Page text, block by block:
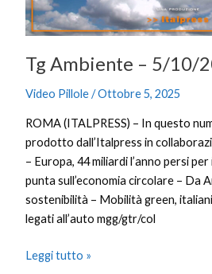
Tg Ambiente – 5/10/
Video Pillole/Ottobre 5, 2025
ROMA (ITALPRESS) – In questo
prodotto dall’Italpress in
– Europa, 44 miliardi l’anno persi
punta sull’economia circolare – Da
sostenibilità – Mobilità green,
legati all’auto mgg/gtr/col
Leggi tutto »